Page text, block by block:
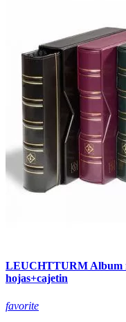
LEUCHTTURM Album
hojas+cajetin
favorite